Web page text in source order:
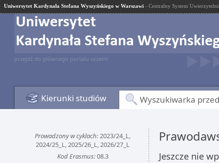
Uniwersytet Kardynała Stefana Wyszyńskiego w Warszawi - Centralny System
przejdź do głównego portalu uczelni
Kierunki studiów Wyszukiwarka
Prowadzony w cyklach:2023/24_L,
2024/25_L, 2025/26_L, 2026/27_L
Kod Erasmus:08.3
Jeszcze nie